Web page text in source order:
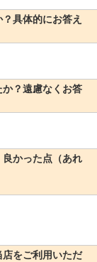
具体的にお答え
？遠慮なくお答
かった点（あれ
をご利用いただ